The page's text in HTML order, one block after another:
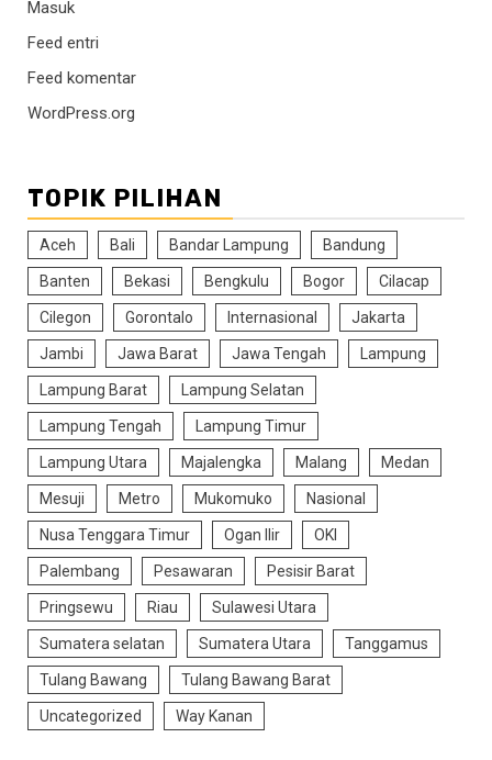
Masuk
Feed entri
Feed komentar
WordPress.org
TOPIK PILIHAN
Aceh Bali Bandar Lampung Bandung
Banten Bekasi Bengkulu Bogor Cilacap
Cilegon Gorontalo Internasional Jakarta
Jambi Jawa Barat Jawa Tengah Lampung
Lampung Barat Lampung Selatan
Lampung Tengah Lampung Timur
Lampung Utara Majalengka Malang Medan
Mesuji Metro Mukomuko Nasional
Nusa Tenggara Timur Ogan Ilir OKI
Palembang Pesawaran Pesisir Barat
Pringsewu Riau Sulawesi Utara
Sumatera selatan Sumatera Utara Tanggamus
Tulang Bawang Tulang Bawang Barat
Uncategorized Way Kanan